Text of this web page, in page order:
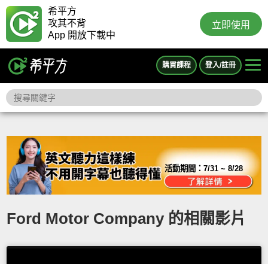
希平方
攻其不背
App 開放下載中
立即使用
購買課程 登入/註冊
活動期間：7/31 ~ 8/28
Ford Motor Company 的相關影片